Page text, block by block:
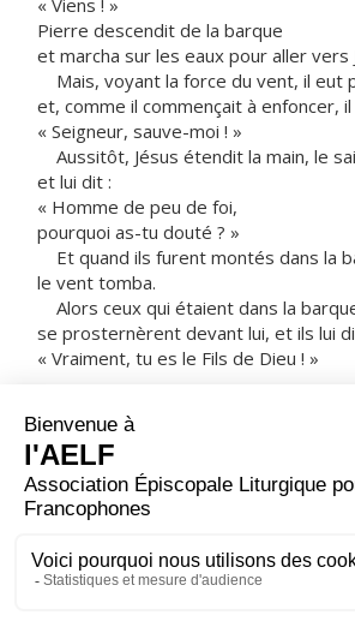
« Viens ! »
Pierre descendit de la barque
et marcha sur les eaux pour aller vers
Mais, voyant la force du vent, il eut
et, comme il commençait à enfoncer, il
« Seigneur, sauve-moi ! »
Aussitôt, Jésus étendit la main, le
et lui dit :
« Homme de peu de foi,
pourquoi as-tu douté ? »
Et quand ils furent montés dans la
le vent tomba.
Alors ceux qui étaient dans la
se prosternèrent devant lui, et ils lui
« Vraiment, tu es le Fils de Dieu ! »
Les gens de cet endroit reconnurent
ils firent avertir toute la région,
et on lui amena tous les malades.
Ils le suppliaient de leur laisser
toucher la frange de son manteau,
et tous ceux qui le faisaient furent
– Acclamons la Parole de Dieu.